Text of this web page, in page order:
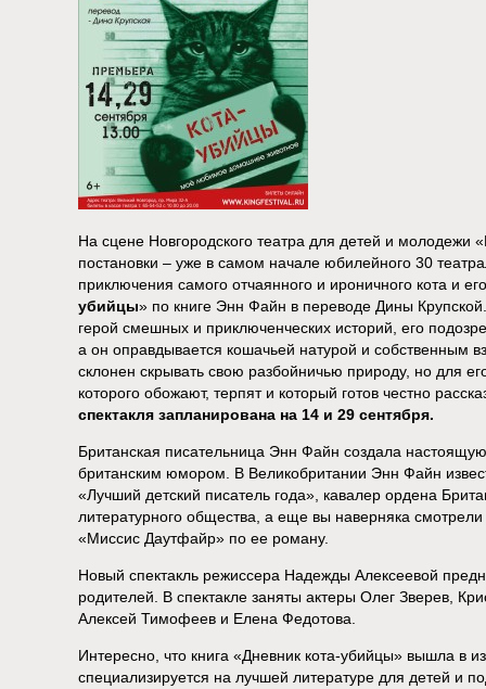
На сцене Новгородского театра для детей и молодежи
постановки – уже в самом начале юбилейного 30
приключения самого отчаянного и ироничного кота и
убийцы» по книге Энн Файн в переводе Дины
герой смешных и приключенческих историй, его
а он оправдывается кошачьей натурой и собственным
склонен скрывать свою разбойничью природу, но для
которого обожают, терпят и который готов честно
спектакля запланирована на 14 и 29 сентября.
Британская писательница Энн Файн создала
британским юмором. В Великобритании Энн Файн
«Лучший детский писатель года», кавалер ордена
литературного общества, а еще вы наверняка
«Миссис Даутфайр» по ее роману.
Новый спектакль режиссера Надежды Алексеевой
родителей. В спектакле заняты актеры Олег Зверев,
Алексей Тимофеев и Елена Федотова.
Интересно, что книга «Дневник кота-убийцы» вышла в
специализируется на лучшей литературе для детей и